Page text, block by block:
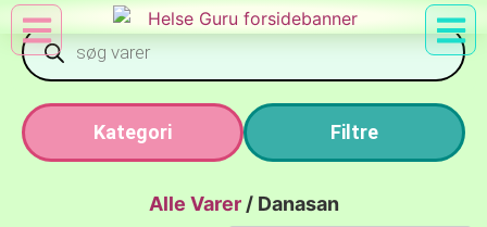
Kategori Filtre
Alle Varer /Danasan